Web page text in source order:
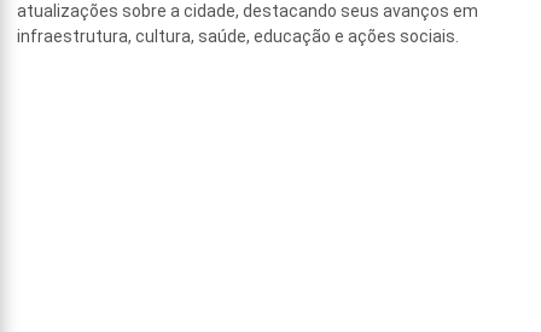
atualizações sobre a cidade, destacando seus avanços em
infraestrutura, cultura, saúde, educação e ações sociais.